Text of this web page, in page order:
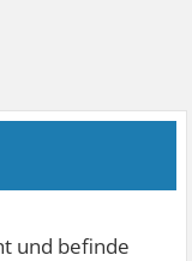
und befinde